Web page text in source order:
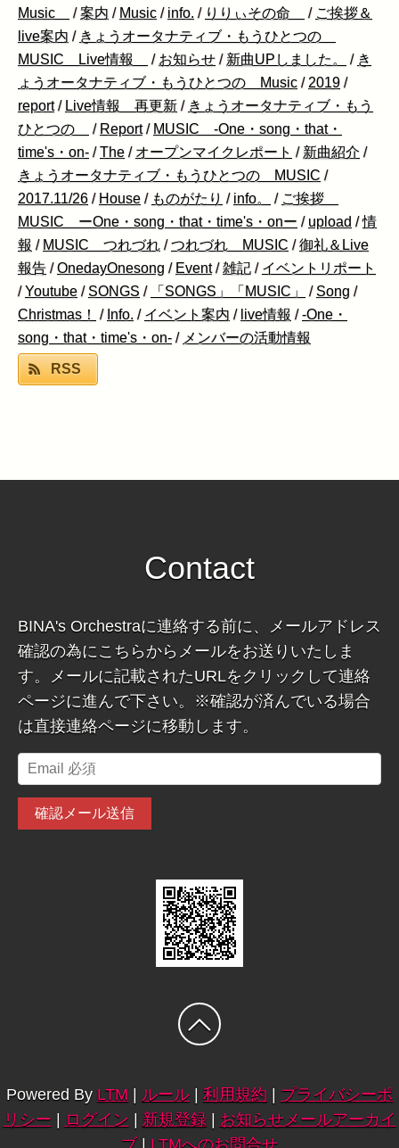
Music
/案内 / Music / info. / りりぃその命 / ご挨拶＆
live案内 / きょうオータナティブ・もうひとつの
MUSIC Live情報
/ お知らせ / 新曲UPしました。 / き
ょうオータナティブ・もうひとつの Music / 2019 /
report / Live情報 再更新 / きょうオータナティブ・もう
ひとつの
/ Report / MUSIC -One・song・that・
time's・on- /The / オープンマイクレポート / 新曲紹介 /
きょうオータナティブ・もうひとつの MUSIC /
2017.11/26 / House / ものがたり / info。 / ご挨拶
MUSIC ーOne・song・that・time's・onー / upload /情
報 / MUSIC つれづれ /つれづれ MUSIC /御礼＆Live
報告 /OnedayOnesong / Event /雑記 / イベントリポート
/Youtube /SONGS / 「SONGS」「MUSIC」 /Song /
Christmas！
/ Info. / イベント案内 / live情報 /-One・
song・that・time's・on- / メンバーの活動情報
RSS
Contact
BINA's Orchestraに連絡する前に、メールアドレス
確認の為にこちらからメールをお送りいたしま
す。メールに記載されたURLをクリックして連絡
ページに進んで下さい。※確認が済んでいる場合
は直接連絡ページに移動します。
Powered By LTM | ルール | 利用規約 | プライバシーポ
リシー | ログイン | 新規登録| お知らせメールアーカイ
ブ| LTMへのお問合せ